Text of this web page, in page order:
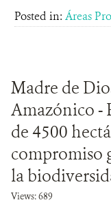
Posted in: Áreas
Madre de
Amazónico -
de 4500
compromiso
la
Views: 689